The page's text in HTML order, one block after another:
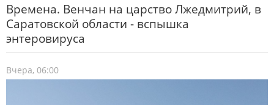
Времена. Венчан на царство Лжедмитрий, в
Саратовской области - вспышка
энтеровируса
Вчера, 06:00